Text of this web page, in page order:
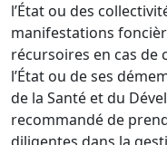
l’État ou des
manifestations
récursoires en cas de
l’État ou de ses
de la Santé et du
recommandé de